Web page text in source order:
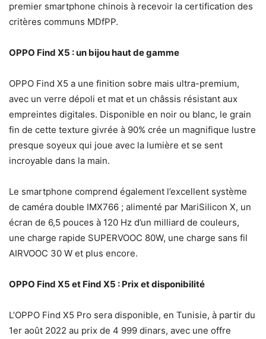
premier smartphone chinois à recevoir la certification des
critères communs MDfPP.
OPPO Find X5 : un bijou haut de gamme
OPPO Find X5 a une finition sobre mais ultra-premium,
avec un verre dépoli et mat et un châssis résistant aux
empreintes digitales. Disponible en noir ou blanc, le grain
fin de cette texture givrée à 90% crée un magnifique lustre
presque soyeux qui joue avec la lumière et se sent
incroyable dans la main.
Le smartphone comprend également l’excellent système
de caméra double IMX766 ; alimenté par MariSilicon X, un
écran de 6,5 pouces à 120 Hz d’un milliard de couleurs,
une charge rapide SUPERVOOC 80W, une charge sans fil
AIRVOOC 30 W et plus encore.
OPPO Find X5 et Find X5 : Prix et disponibilité
L’OPPO Find X5 Pro sera disponible, en Tunisie, à partir du
1er août 2022 au prix de 4 999 dinars, avec une offre